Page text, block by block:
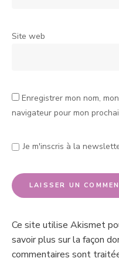
Site web
Enregistrer mon nom,
navigateur pour mon
Je m'inscris à la
Ce site utilise Akismet
savoir plus sur la façon
commentaires sont